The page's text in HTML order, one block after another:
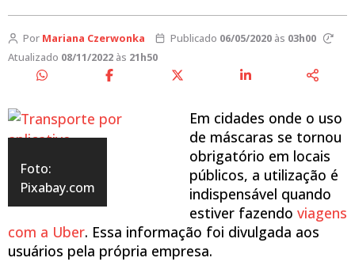
Por Mariana Czerwonka Publicado 06/05/2020às 03h00
Atualizado 08/11/2022 às 21h50
Foto:
Pixabay.com
Em cidades onde o uso
de máscaras se tornou
obrigatório em locais
públicos, a utilização é
indispensável quando
estiver fazendo viagens
com a Uber. Essa informação foi divulgada aos
usuários pela própria empresa.